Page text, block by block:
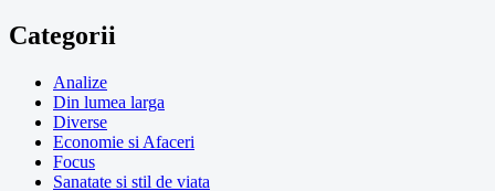
Categorii
Analize
Din lumea larga
Diverse
Economie si Afaceri
Focus
Sanatate si stil de viata